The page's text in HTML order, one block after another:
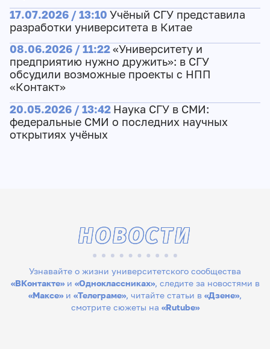
17.07.2026 / 13:10 Учёный СГУ представила
разработки университета в Китае
08.06.2026 / 11:22«Университету и
предприятию нужно дружить»: в СГУ
обсудили возможные проекты с НПП
«Контакт»
20.05.2026 / 13:42 Наука СГУ в СМИ:
федеральные СМИ о последних научных
открытиях учёных
Узнавайте о жизни университетского сообщества
«ВКонтакте»и «Одноклассниках», следите за новостями в
«Максе» и «Телеграме», читайте статьи в «Дзене»,
смотрите сюжеты на «Rutube»
НОВОСТИ